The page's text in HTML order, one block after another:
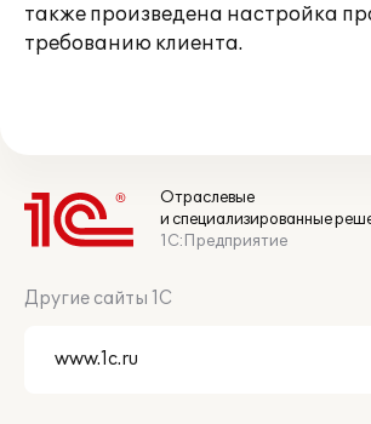
также произведена настройка
требованию клиента.
Отраслевые
и специализированные
1С:Предприятие
Другие сайты 1С